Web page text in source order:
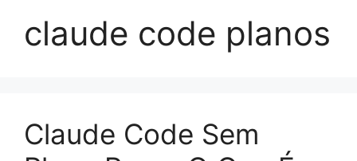
conteúdo
claude code planos
Claude Code Sem